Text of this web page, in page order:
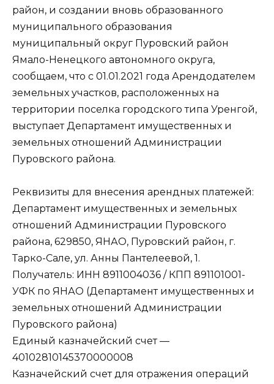
район, и создании вновь образованного
муниципального образования
муниципальный округ Пуровский район
Ямало-Ненецкого автономного округа,
сообщаем, что с 01.01.2021 года Арендодателем
земельных участков, расположенных на
территории поселка городского типа Уренгой,
выступает Департамент имущественных и
земельных отношений Администрации
Пуровского района.
Реквизиты для внесения арендных платежей:
Департамент имущественных и земельных
отношений Администрации Пуровского
района, 629850, ЯНАО, Пуровский район, г.
Тарко-Сале, ул. Анны Пантелеевой, 1.
Получатель: ИНН 8911004036 / КПП 891101001-
УФК по ЯНАО (Департамент имущественных и
земельных отношений Администрации
Пуровского района)
Единый казначейский счет —
40102810145370000008
Казначейский счет для отражения операций